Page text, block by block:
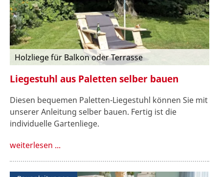
Holzliege für Balkon oder Terrasse
Liegestuhl aus Paletten selber bauen
Diesen bequemen Paletten-Liegestuhl können Sie mit
unserer Anleitung selber bauen. Fertig ist die
individuelle Gartenliege.
weiterlesen ...